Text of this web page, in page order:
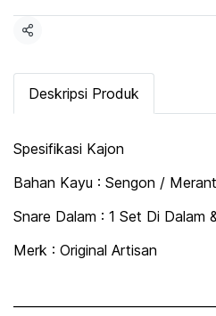
Share
Deskripsi Produk
Spesifikasi Kajon
Bahan Kayu : Sengon /
Snare Dalam : 1 Set Di Dalam
Merk : Original Artisan